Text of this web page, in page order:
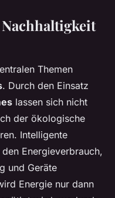
Themen
. Durch den Einsatz
lassen sich nicht
der ökologische
Intelligente
Energieverbrauch,
und Geräte
Energie nur dann